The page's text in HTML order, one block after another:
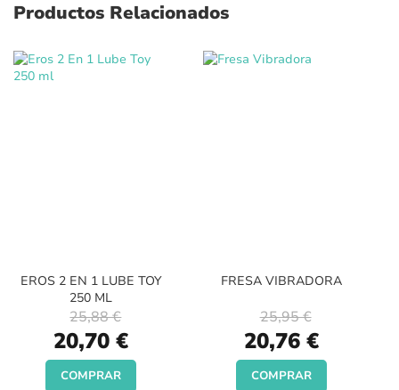
Productos Relacionados
EROS 2 EN 1 LUBE TOY
250 ML
Special
Price
20,70 €
25,88 €
COMPRAR
FRESA VIBRADORA
Special
Price
20,76 €
25,95 €
COMPRAR